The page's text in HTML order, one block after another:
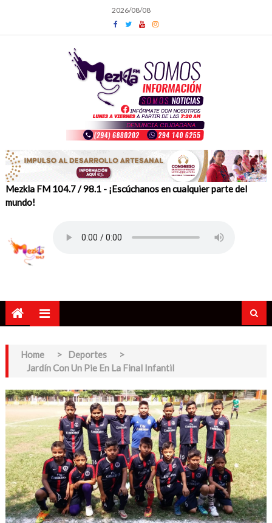
content
2026/08/08
Mezkla FM 104.7 / 98.1 - ¡Escúchanos en cualquier parte del
mundo!
Home > Deportes
>
Jardín Con Un Pie En La Final Infantil